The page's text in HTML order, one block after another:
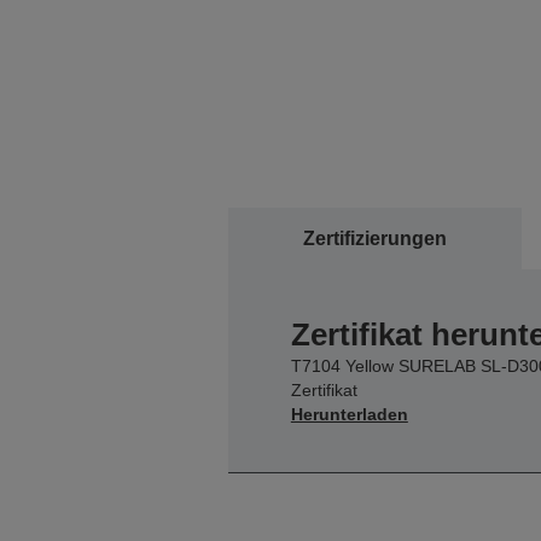
Zertifizierungen
Zertifikat
T7104 Yellow SURELAB SL-
Zertifikat
Herunterladen